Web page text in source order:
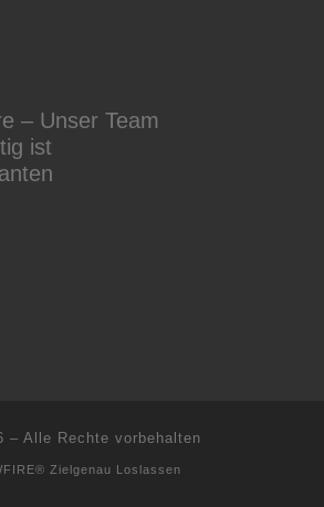
– Unser Team
ist
– Alle Rechte vorbehalten
Zielgenau Loslassen